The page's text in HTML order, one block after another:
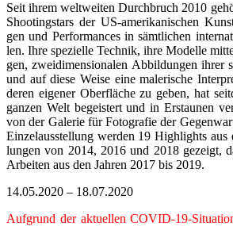
Seit ihrem welt­wei­ten Durch­bruch 2010
Shoo­ting­stars der US-amerikanischen
gen und Per­for­man­ces in sämt­li­chen
len. Ihre spe­zi­elle Tech­nik, ihre Modelle
gen, zwei­di­men­sio­na­len Abbil­dun­gen ihrer
und auf diese Weise eine male­ri­sche
deren eige­ner Ober­flä­che zu geben, hat
gan­zen Welt begeis­tert und in Erstau­nen
von der Gale­rie für Foto­gra­fie der
Ein­zel­aus­stel­lung wer­den 19 High­lights
lun­gen von 2014, 2016 und 2018 gezeigt,
Arbei­ten aus den Jah­ren 2017 bis 2019.
14.05.2020 – 18.07.2020
Auf­grund der aktu­el­len COVID-19-